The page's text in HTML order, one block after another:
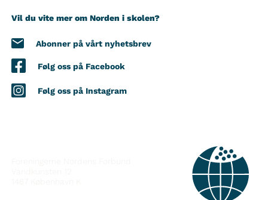
Vil du vite mer om Norden i skolen?
Abonner på vårt nyhetsbrev
Følg oss på Facebook
Følg oss på Instagram